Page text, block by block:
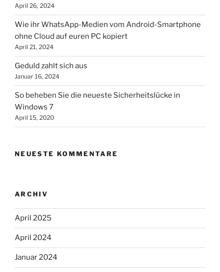
April 26, 2024
Wie ihr WhatsApp-Medien vom Android-Smartphone
ohne Cloud auf euren PC kopiert
April 21, 2024
Geduld zahlt sich aus
Januar 16, 2024
So beheben Sie die neueste Sicherheitslücke in
Windows 7
April 15, 2020
NEUESTE KOMMENTARE
ARCHIV
April 2025
April 2024
Januar 2024